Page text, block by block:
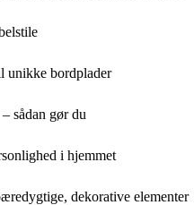
unikke bordplader
sådan gør du
i hjemmet
dekorative elementer